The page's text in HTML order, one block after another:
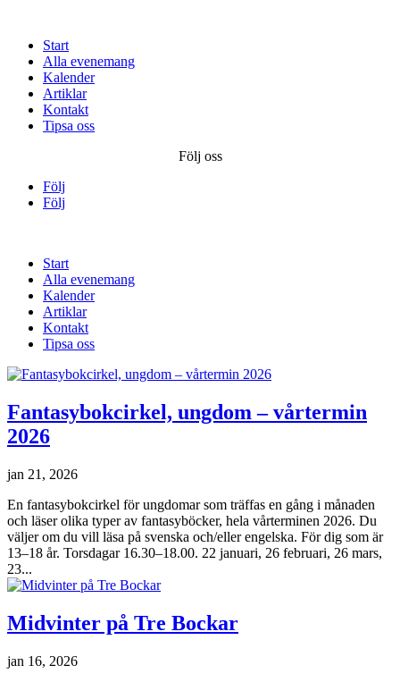
Start
Alla evenemang
Kalender
Artiklar
Kontakt
Tipsa oss
Följ oss
Följ
Följ
Start
Alla evenemang
Kalender
Artiklar
Kontakt
Tipsa oss
Fantasybokcirkel, ungdom – vårtermin
2026
jan 21, 2026
En fantasybokcirkel för ungdomar som träffas en gång i månaden
och läser olika typer av fantasyböcker, hela vårterminen 2026. Du
väljer om du vill läsa på svenska och/eller engelska. För dig som är
13–18 år. Torsdagar 16.30–18.00. 22 januari, 26 februari, 26 mars,
23...
Midvinter på Tre Bockar
jan 16, 2026